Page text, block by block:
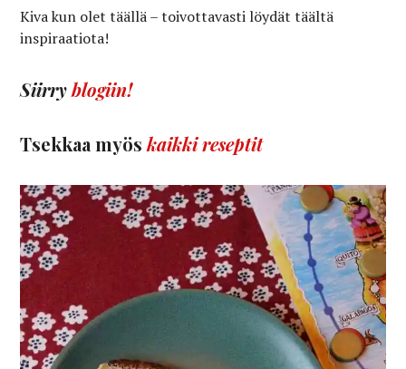
Kiva kun olet täällä – toivottavasti löydät täältä
inspiraatiota!
Siirryblogiin!
Tsekkaa myös kaikki reseptit